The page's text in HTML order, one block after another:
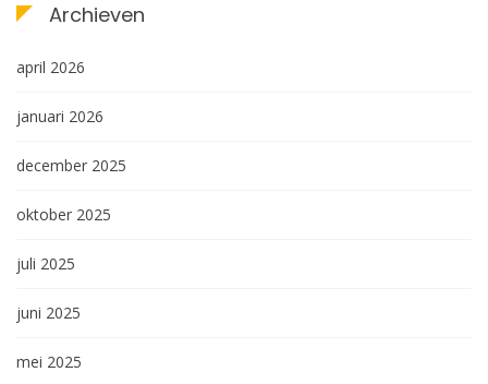
Archieven
april 2026
januari 2026
december 2025
oktober 2025
juli 2025
juni 2025
mei 2025